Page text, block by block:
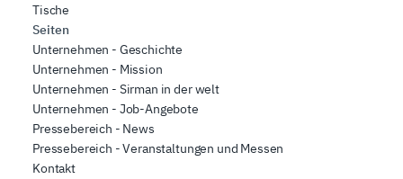
Tische
Seiten
Unternehmen - Geschichte
Unternehmen - Mission
Unternehmen - Sirman in der welt
Unternehmen - Job-Angebote
Pressebereich - News
Pressebereich - Veranstaltungen und Messen
Kontakt